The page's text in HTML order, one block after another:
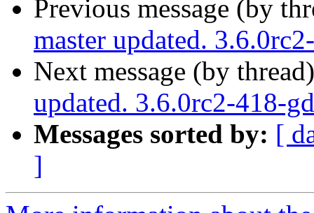
Previous message (by
master updated.
Next message (by
updated. 3.6.0rc2-418-
Messages sorted by: [
]